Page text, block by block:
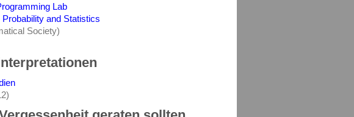
Lab
Probability and Statistics
Society)